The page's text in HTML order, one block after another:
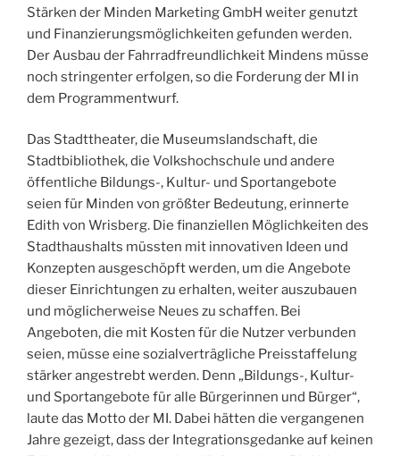
Stärken der Minden Marketing GmbH weiter genutzt
und Finanzierungsmöglichkeiten gefunden werden.
Der Ausbau der Fahrradfreundlichkeit Mindens müsse
noch stringenter erfolgen, so die Forderung der MI in
dem Programmentwurf.
Das Stadttheater, die Museumslandschaft, die
Stadtbibliothek, die Volkshochschule und andere
öffentliche Bildungs-, Kultur- und Sportangebote
seien für Minden von größter Bedeutung, erinnerte
Edith von Wrisberg. Die finanziellen Möglichkeiten des
Stadthaushalts müssten mit innovativen Ideen und
Konzepten ausgeschöpft werden, um die Angebote
dieser Einrichtungen zu erhalten, weiter auszubauen
und möglicherweise Neues zu schaffen. Bei
Angeboten, die mit Kosten für die Nutzer verbunden
seien, müsse eine sozialverträgliche Preisstaffelung
stärker angestrebt werden. Denn „Bildungs-, Kultur-
und Sportangebote für alle Bürgerinnen und Bürger“,
laute das Motto der MI. Dabei hätten die vergangenen
Jahre gezeigt, dass der Integrationsgedanke auf keinen